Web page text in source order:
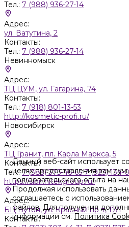
Тел.: 7 (988) 936-27-14
Адрес:
ул. Ватутина, 2
Контакты:
Тел.: 7 (988) 936-27-14
Невинномыск
Адрес:
ТЦ ЦУМ, ул. Гагарина, 74
Контакты:
Тел.: 7 (918) 801-13-53
http://kosmetic-profi.ru/
Новосибирск
Адрес:
ТЦ Гранит, пл. Карла Маркса, 5
Контакты:
Тел.:7 (383) 375-46-65 7 (923) 134-
https://sibir.hitekgroup.ru/
Адрес:
БЦ Бутон, ул. Красный пр-т, 17/1
Контакты:
Данный веб-сайт использует
целях предоставления вам
пользовательского опыта на
Продолжая использовать
соглашаетесь с
файлов. Для получения
информации см.Политика